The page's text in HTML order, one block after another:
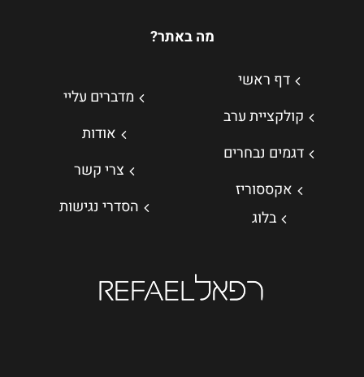
מה באתר?
דף ראשי
קולקציית ערב
דגמים נבחרים
אקססוריז
בלוג
מדברים עליי
אודות
צרי קשר
הסדרי נגישות